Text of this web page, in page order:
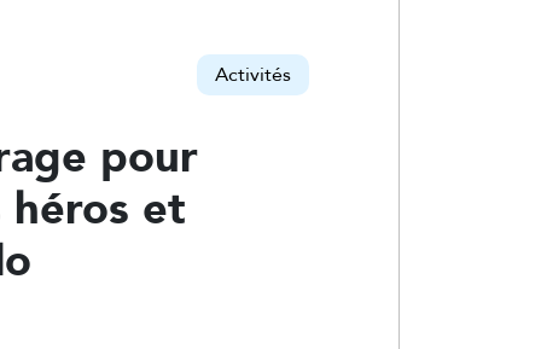
Activités
pour
héros et